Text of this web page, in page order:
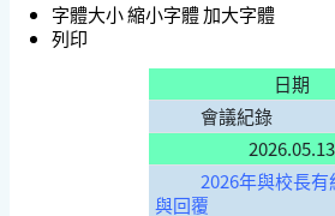
字體大小縮小字體加大字體
列印
日期
會議紀錄
2026.05.13
2026年與校長有
與回覆